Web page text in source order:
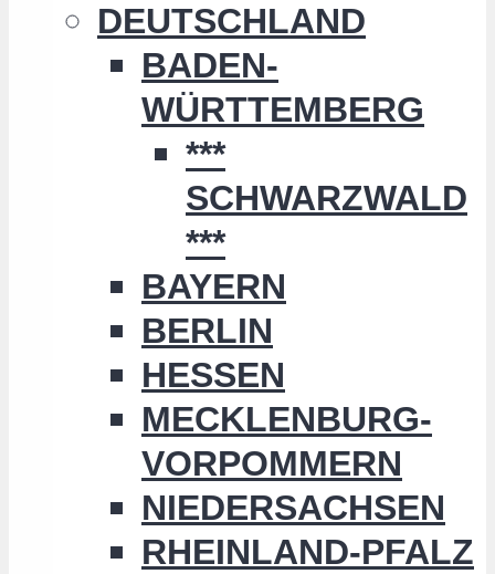
DEUTSCHLAND
BADEN-
WÜRTTEMBERG
***
SCHWARZWALD
***
BAYERN
BERLIN
HESSEN
MECKLENBURG-
VORPOMMERN
NIEDERSACHSEN
RHEINLAND-PFALZ